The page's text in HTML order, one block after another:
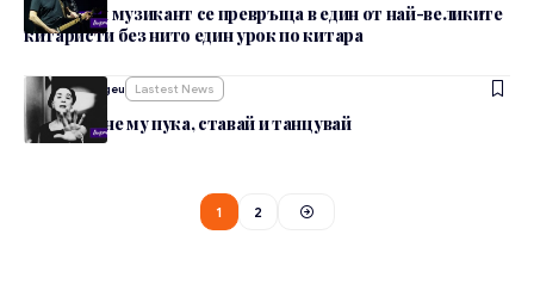
От уличен музикант се превръща в един от най-великите
китаристи без нито един урок по китара
От admin_nbgeu Lastest News
На никой не му пука, ставай и танцувай
1 2